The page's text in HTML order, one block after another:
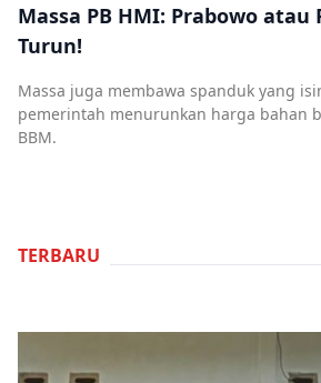
Massa PB HMI: Prabowo atau
Turun!
Massa juga membawa spanduk yang
pemerintah menurunkan harga bahan
BBM.
TERBARU